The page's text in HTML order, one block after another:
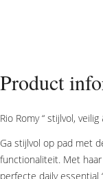
Product
Rio Romy “ stijlvol,
Ga stijlvol op pad met
functionaliteit. Met
perfecte daily essential